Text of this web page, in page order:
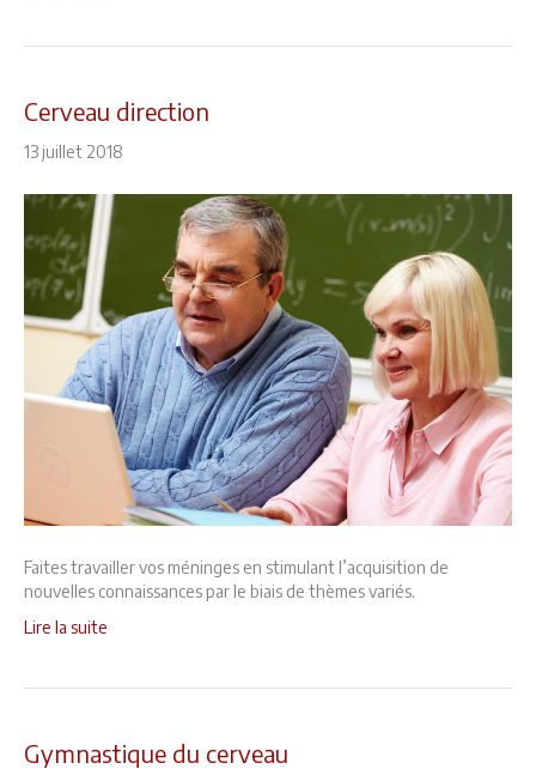
Cerveau direction
13 juillet 2018
Faites travailler vos méninges en stimulant l’acquisition de
nouvelles connaissances par le biais de thèmes variés.
Lire la suite
Gymnastique du cerveau